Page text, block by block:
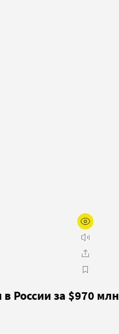
России за $970 млн